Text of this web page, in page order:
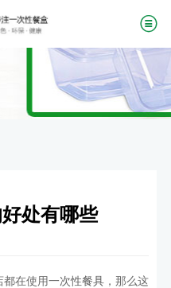
处有哪些
在使用一次性餐具，那么这